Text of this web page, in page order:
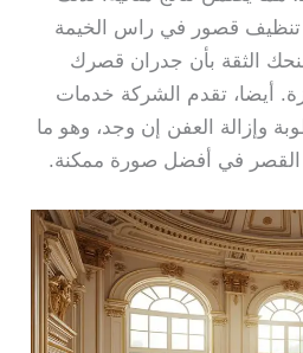
تنظيف قصور في راس الخيمة
الثقة بأن جدران قصرك
أيضا، تقدم الشركة خدمات
وإزالة العفن إن وجد، وهو ما
في أفضل صورة ممكنة.